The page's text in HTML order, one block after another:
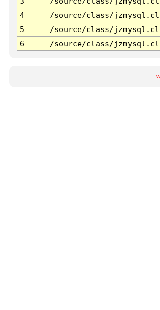
4
/source/class/
5
/source/class/
6
/source/class/